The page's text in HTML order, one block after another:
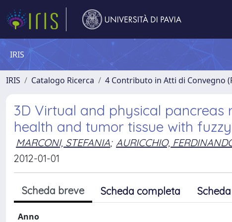
IRIS
IRIS Catalogo Ricerca 4 Contributo in Atti di Convegno
3D Virtual and physical
health and tumor tissue with
MARCONI, STEFANIA; AURICCHIO,
2012-01-01
Scheda breve Scheda completa
Anno